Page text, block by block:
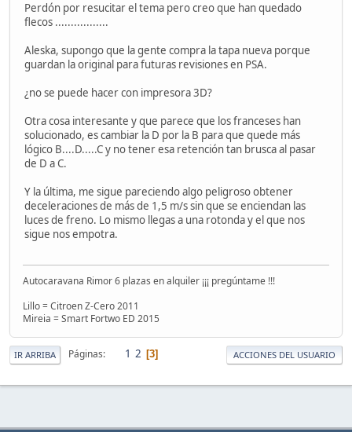
Perdón por resucitar el tema pero creo que han quedado
flecos .................
Aleska, supongo que la gente compra la tapa nueva porque
guardan la original para futuras revisiones en PSA.
¿no se puede hacer con impresora 3D?
Otra cosa interesante y que parece que los franceses han
solucionado, es cambiar la D por la B para que quede más
lógico B....D.....C y no tener esa retención tan brusca al pasar
de D a C.
Y la última, me sigue pareciendo algo peligroso obtener
deceleraciones de más de 1,5 m/s sin que se enciendan las
luces de freno. Lo mismo llegas a una rotonda y el que nos
sigue nos empotra.
Autocaravana Rimor 6 plazas en alquiler ¡¡¡ pregúntame !!!
Lillo = Citroen Z-Cero 2011
Mireia = Smart Fortwo ED 2015
IR ARRIBA Páginas 1 2 3 ACCIONES DEL USUARIO